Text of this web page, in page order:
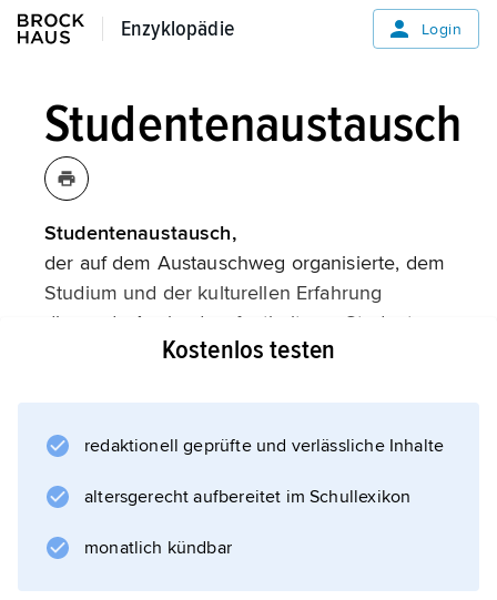
Enzyklopädie
Enzyklopädie Login
Studentenaustausch
Studentenaustausch,
der auf dem Austauschweg organisierte, dem
Studium und der kulturellen Erfahrung
dienende Auslandsaufenthalt von Studenten,
dem sich in Deutschland u. a. der Deutsche
Fulbright-Kommission besonders widmen.
Nachfrage ist die zunehmende
Internationalisierung der Hochschulbildung (
europäischer Hochschulraum
Kostenlos testen
redaktionell geprüfte und verlässliche Inhalte
altersgerecht aufbereitet im Schullexikon
monatlich kündbar